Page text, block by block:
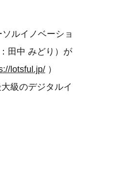
ルイノベーショ
田中 みどり）が
lotsful.jp/ ）
級のデジタルイ